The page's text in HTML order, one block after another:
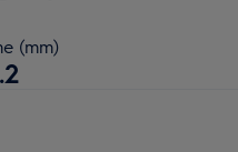
(mm)